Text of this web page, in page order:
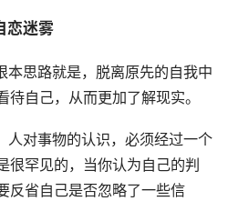
恋迷雾
本思路就是，脱离原先的自我中
自己，从而更加了解现实。
人对事物的认识，必须经过一个
很罕见的，当你认为自己的判
反省自己是否忽略了一些信